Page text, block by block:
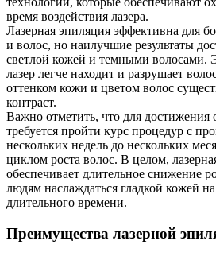
время воздействия лазера.
Лазерная эпиляция эффективна для
и волос, но наилучшие результаты
светлой кожей и темными волосами.
лазер легче находит и разрушает
оттенком кожи и цветом волос
контраст.
Важно отметить, что для достижения
требуется пройти курс процедур с
нескольких недель до нескольких
циклом роста волос. В целом,
обеспечивает длительное снижение
людям наслаждаться гладкой кожей
длительного времени.
Преимущества лазерной